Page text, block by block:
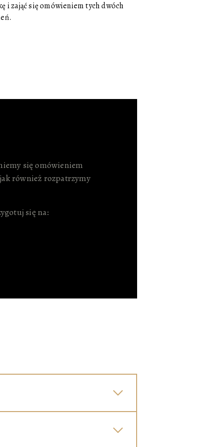
i zająć się omówieniem tych dwóch
się omówieniem
również rozpatrzymy
się na: